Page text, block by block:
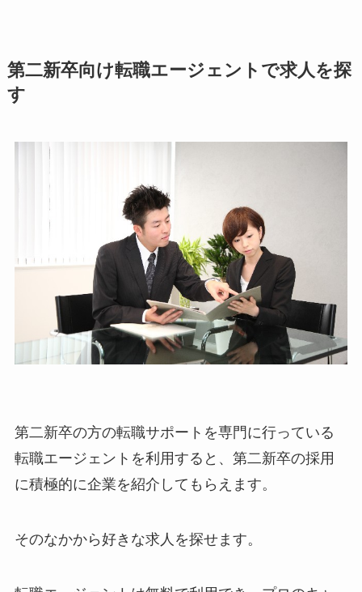
第二新卒向け転職エージェントで求人を探
す
第二新卒の方の転職サポートを専門に行っている
転職エージェントを利用すると、第二新卒の採用
に積極的に企業を紹介してもらえます。
そのなかから好きな求人を探せます。